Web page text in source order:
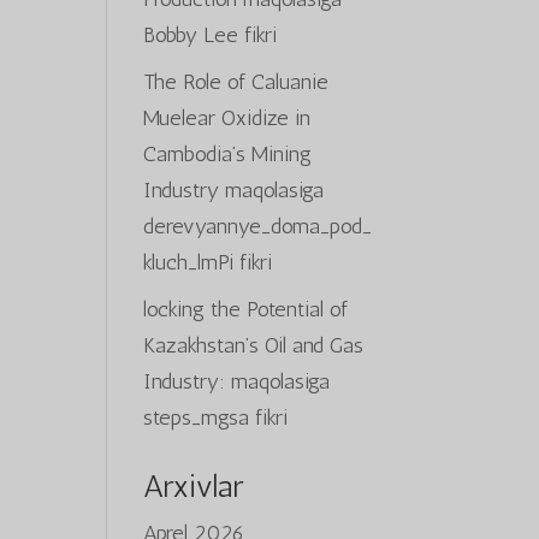
Bobby Lee fikri
The Role of Caluanie
Muelear Oxidize in
Cambodia’s Mining
Industry maqolasiga
derevyannye_doma_pod_
kluch_lmPi fikri
locking the Potential of
Kazakhstan’s Oil and Gas
Industry: maqolasiga
steps_mgsa fikri
Arxivlar
Aprel 2026